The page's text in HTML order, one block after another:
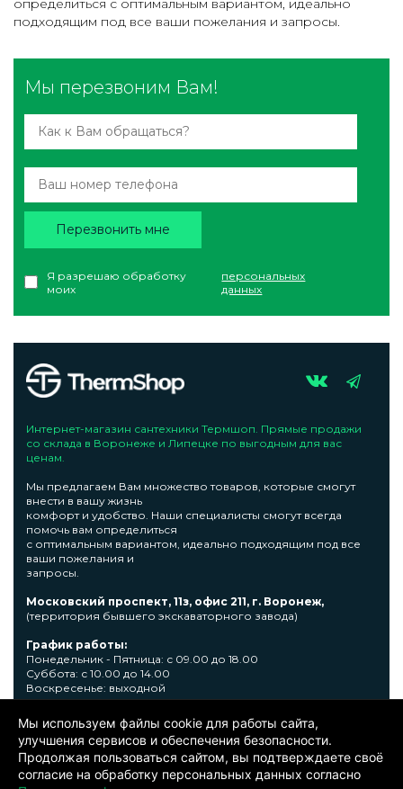
определиться с оптимальным вариантом, идеально
подходящим под все ваши пожелания и запросы.
Мы перезвоним Вам!
Я разрешаю обработку
моих
персональных
данных
Перезвонить мне
Интернет-магазин сантехники Термшоп. Прямые продажи
со склада в Воронеже и Липецке по выгодным для вас
ценам.
Мы предлагаем Вам множество товаров, которые смогут
внести в вашу жизнь
комфорт и удобство. Наши специалисты смогут всегда
помочь вам определиться
с оптимальным вариантом, идеально подходящим под все
ваши пожелания и
запросы.
Московский проспект, 11з, офис 211, г. Воронеж,
(территория бывшего экскаваторного завода)
График работы:
Понедельник - Пятница: с 09.00 до 18.00
Суббота: с 10.00 до 14.00
Воскресенье: выходной
Узнать подробную информациювы сможете по телефону +7
473 300-31-39 или E-mail: sale@thermshop.ru
© 2024. ООО «Термшоп». Все права защищены. Политика
конфиденциальности. Информация представленная на сайте не
Мы используем файлы cookie для работы сайта,
улучшения сервисов и обеспечения безопасности.
Продолжая пользоваться сайтом, вы подтверждаете своё
согласие на обработку персональных данных согласно